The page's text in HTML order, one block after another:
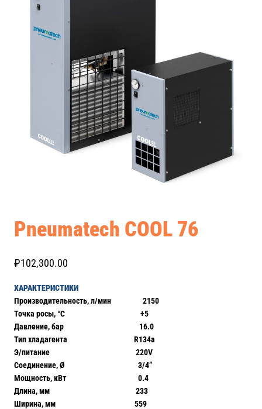
Pneumatech COOL 76
₽102,300.00
ХАРАКТЕРИСТИКИ
Производительность, л/мин 2150
Точка росы, °С +5
Давление, бар 16.0
Тип хладагента R134a
Э/питание 220V
Соединение, Ø 3/4”
Мощность, кВт 0.4
Длина, мм 233
Ширина, мм 559